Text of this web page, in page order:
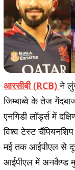
आरसीबी (RCB) ने
जिम्बाब्वे के तेज
एनगिडी लॉर्ड्स में
विश्व टेस्ट
मई तक आईपीएल से
आईपीएल में अनकैप्ड